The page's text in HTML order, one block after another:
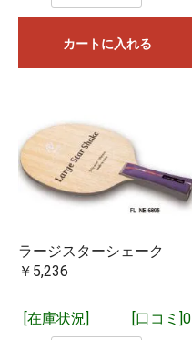
カートに入れる
ラージスターシェーク
￥5,236
[在庫状況] [口コミ]0